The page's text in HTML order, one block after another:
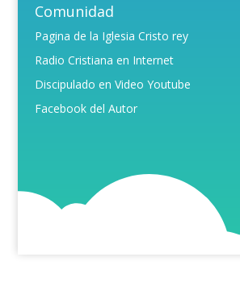
Comunidad
Pagina de la Iglesia Cristo rey
Radio Cristiana en Internet
Discipulado en Video Youtube
Facebook del Autor